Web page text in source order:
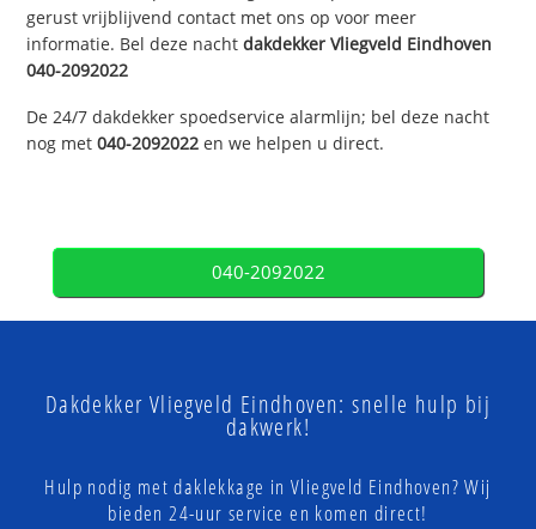
gerust vrijblijvend contact met ons op voor meer
informatie. Bel deze nachtdakdekkerVliegveld Eindhoven
040-2092022
De 24/7 dakdekker spoedservice alarmlijn; bel deze nacht
nog met040-2092022 en we helpen u direct.
040-2092022
Dakdekker Vliegveld Eindhoven: snelle hulp bij
dakwerk!
Hulp nodig met daklekkage in Vliegveld Eindhoven? Wij
bieden 24-uur service en komen direct!